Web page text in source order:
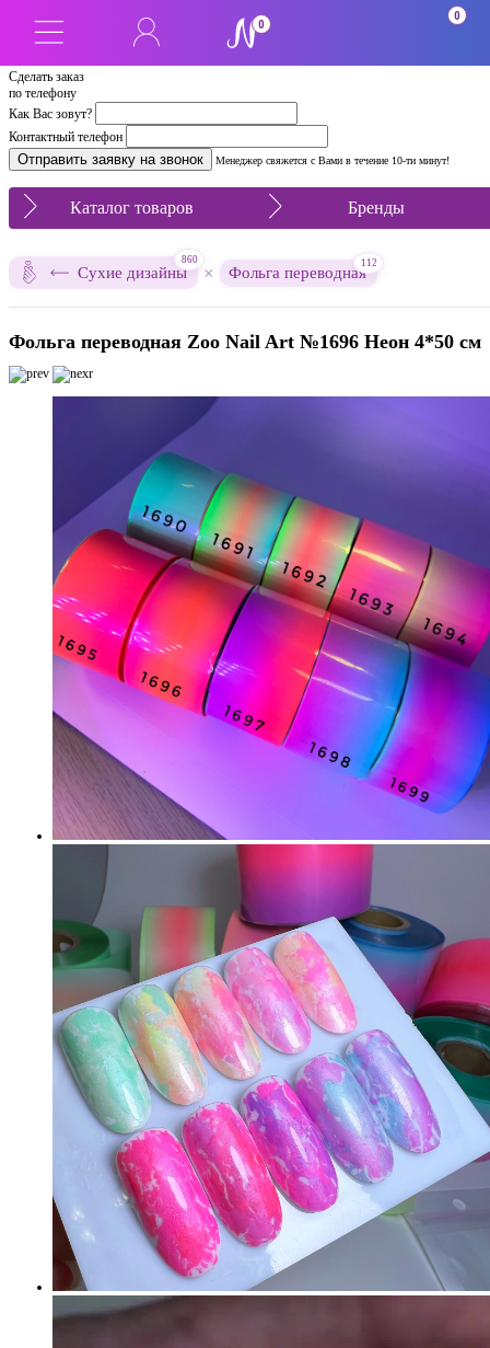
Сделать заказ
по телефону
Как Вас зовут?
Контактный телефон
Менеджер свяжется с Вами в течение 10-ти минут!
0
0
Каталог товаров Бренды
Сухие дизайны
860
× Фольга переводная
112
Фольга переводная Zoo Nail Art №1696 Неон 4*50 см